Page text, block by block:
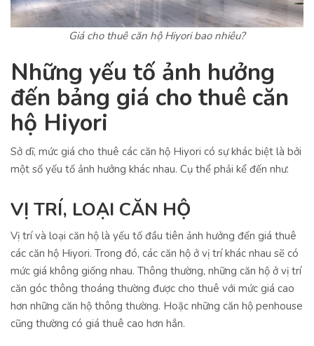
Giá cho thuê căn hộ Hiyori bao nhiêu?
Những yếu tố ảnh hưởng
đến bảng giá cho thuê căn
hộ Hiyori
Sở dĩ, mức giá cho thuê các căn hộ Hiyori có sự khác biệt là bởi
một số yếu tố ảnh hưởng khác nhau. Cụ thể phải kể đến như:
VỊ TRÍ, LOẠI CĂN HỘ
Vị trí và loại căn hộ là yếu tố đầu tiên ảnh hưởng đến giá thuê
các căn hộ Hiyori. Trong đó, các căn hộ ở vị trí khác nhau sẽ có
mức giá không giống nhau. Thông thường, những căn hộ ở vị trí
căn góc thông thoáng thường được cho thuê với mức giá cao
hơn những căn hộ thông thường. Hoặc những căn hộ penhouse
cũng thường có giá thuê cao hơn hẳn.